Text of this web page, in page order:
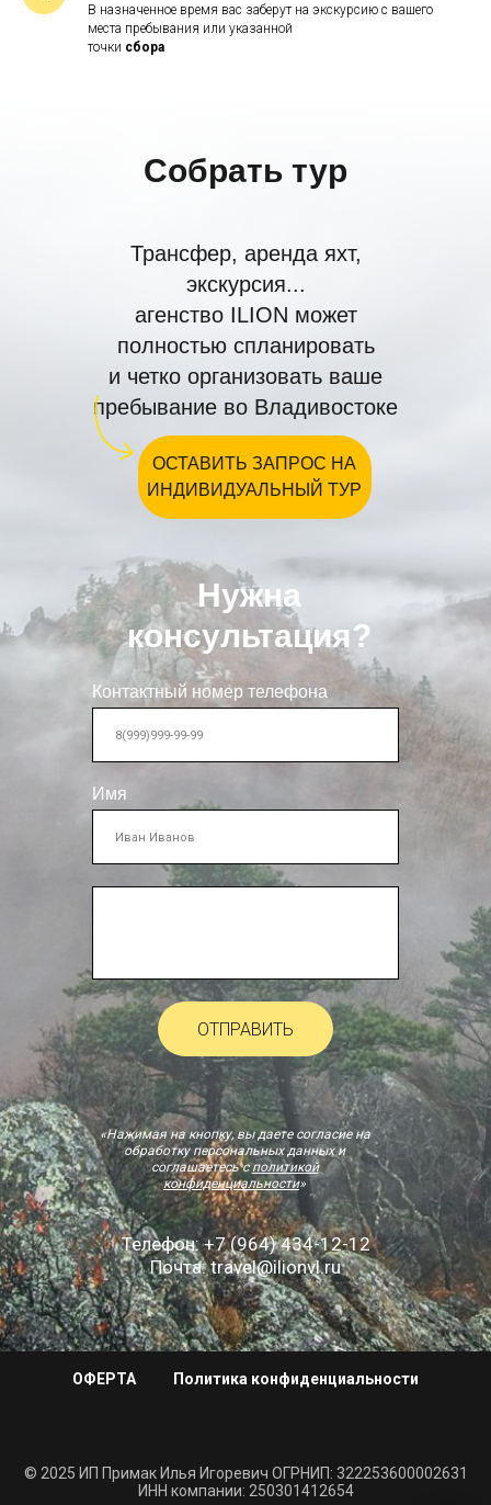
В назначенное время вас заберут на экскурсию с вашего
места пребывания или указанной
точки сбора
Собрать тур
Трансфер, аренда яхт,
экскурсия...
агенство ILION может
полностью спланировать
и четко организовать ваше
пребывание во Владивостоке
ОСТАВИТЬ ЗАПРОС НА
ИНДИВИДУАЛЬНЫЙ ТУР
Нужна
консультация?
Телефон: +7 (964) 434-12-12
Почта: travel@ilionvl.ru
Контактный номер телефона
Имя
ОТПРАВИТЬ
«Нажимая на кнопку, вы даете согласие на
обработку персональных данных и
соглашаетесь cполитикой
конфиденциальности»
ОФЕРТА Политика конфиденциальности
© 2025 ИП Примак Илья Игоревич ОГРНИП: 322253600002631
ИНН компании: 250301412654